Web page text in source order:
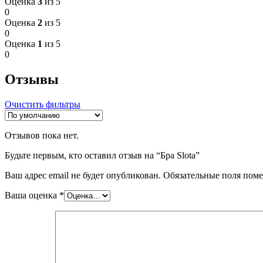
0
Оценка 2 из 5
0
Оценка 1 из 5
0
Отзывы
Очистить фильтры
Отзывов пока нет.
Будьте первым, кто оставил отзыв на “Бра Slota”
Ваш адрес email не будет опубликован. Обязательные поля
Ваша оценка *